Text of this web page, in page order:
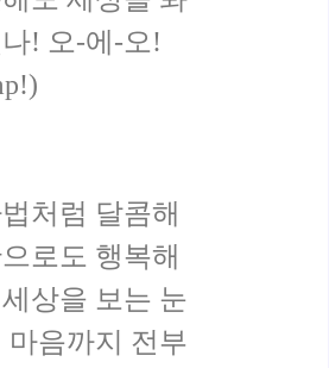
! 오-에-오!
처럼 달콤해
로도 행복해
상을 보는 눈
마음까지 전부